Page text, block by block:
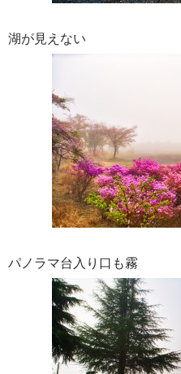
湖が見えない
パノラマ台入り口も霧